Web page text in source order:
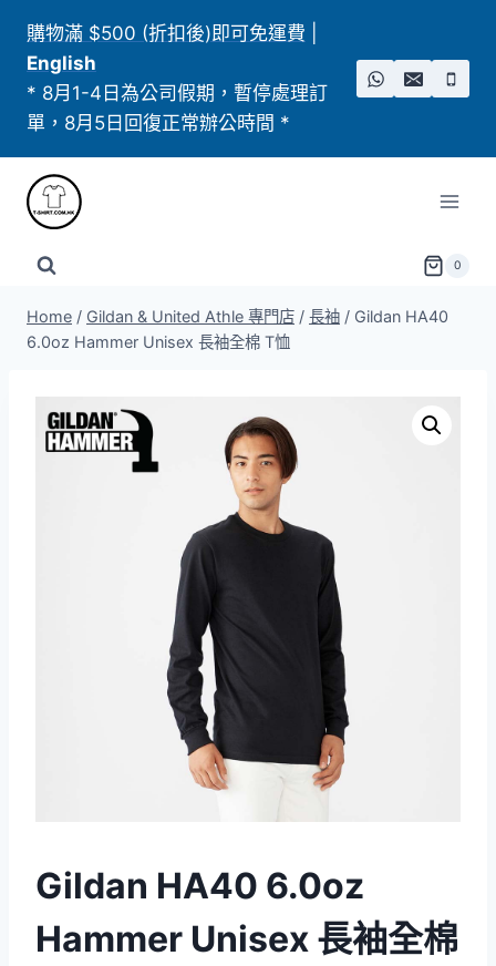
content
購物滿 $500 (折扣後)即可免運費
English
* 8月1-4日為公司假期，暫停處理訂
單，8月5日回復正常辦公時間 *
0
Home / Gildan & United Athle 專門店 / 長袖 / Gildan HA40
6.0oz Hammer Unisex 長袖全棉 T恤
Gildan HA40 6.0oz
Hammer Unisex 長袖全棉